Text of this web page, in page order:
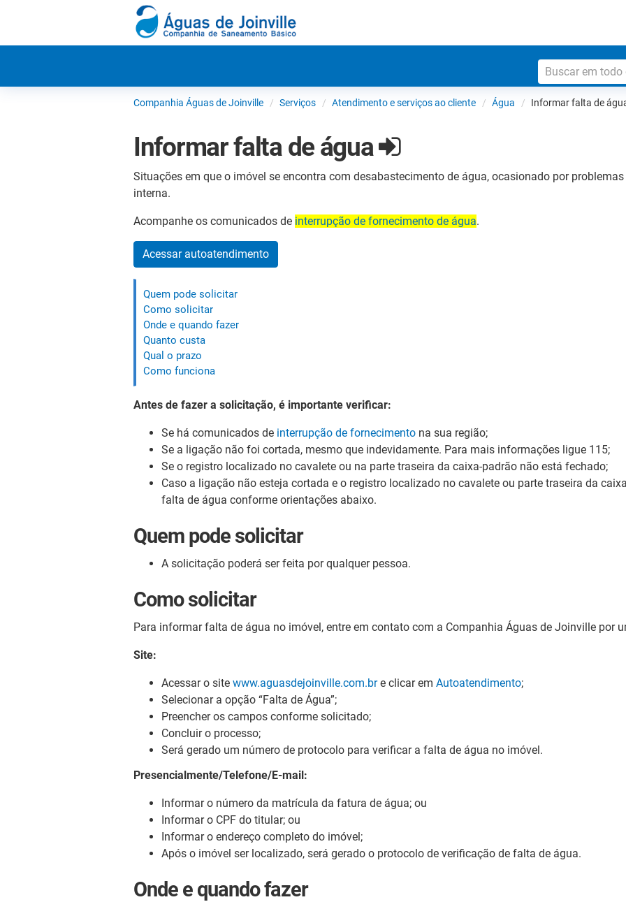
Companhia Águas de Joinville Serviços Atendimento e serviços ao cliente Água Informar falta de
Informar falta de água
Situações em que o imóvel se encontra com desabastecimento de água, ocasionado por
interna.
Acompanhe os comunicados de interrupção de fornecimento de água.
Acessar autoatendimento
Quem pode solicitar
Como solicitar
Onde e quando fazer
Quanto custa
Qual o prazo
Como funciona
Antes de fazer a solicitação, é importante verificar:
Se há comunicados de interrupção de fornecimento na sua região;
Se a ligação não foi cortada, mesmo que indevidamente. Para mais informações ligue 115;
Se o registro localizado no cavalete ou na parte traseira da caixa-padrão não está fechado;
Caso a ligação não esteja cortada e o registro localizado no cavalete ou parte traseira da
falta de água conforme orientações abaixo.
Quem pode solicitar
A solicitação poderá ser feita por qualquer pessoa.
Como solicitar
Para informar falta de água no imóvel, entre em contato com a Companhia Águas de Joinville por
Site:
Acessar o site www.aguasdejoinville.com.bre clicar em Autoatendimento;
Selecionar a opção “Falta de Água”;
Preencher os campos conforme solicitado;
Concluir o processo;
Será gerado um número de protocolo para verificar a falta de água no imóvel.
Presencialmente/Telefone/E-mail:
Informar o número da matrícula da fatura de água; ou
Informar o CPF do titular; ou
Informar o endereço completo do imóvel;
Após o imóvel ser localizado, será gerado o protocolo de verificação de falta de água.
Onde e quando fazer